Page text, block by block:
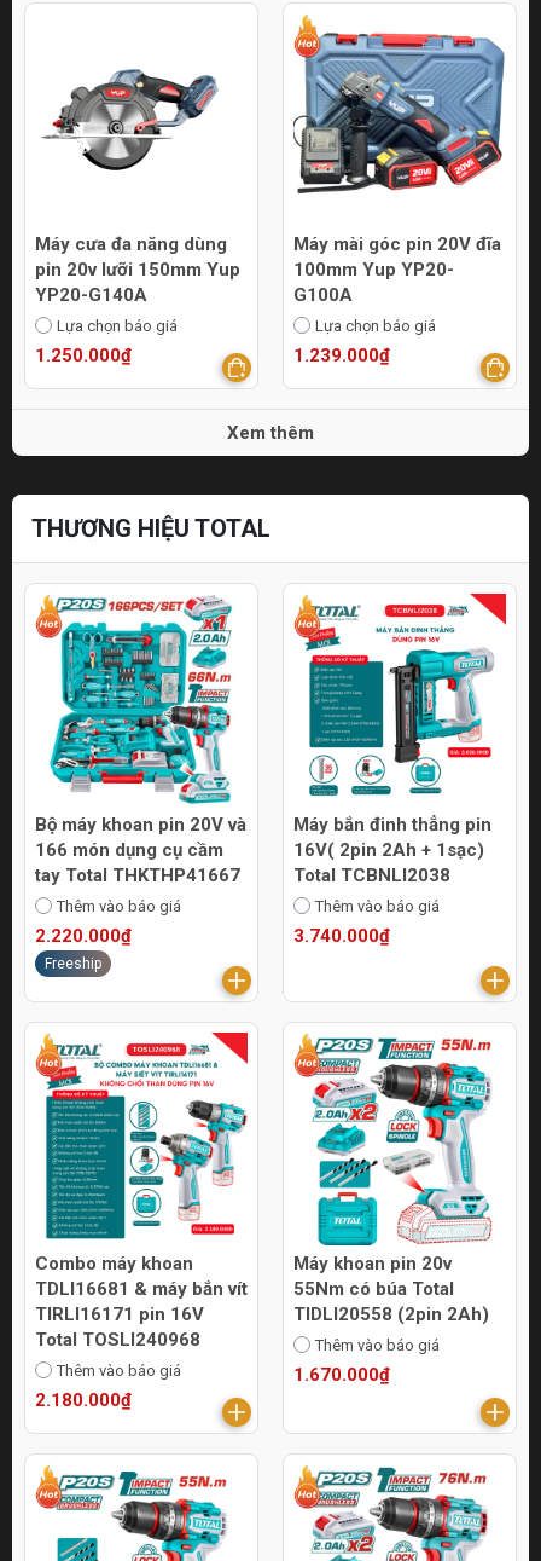
Máy cưa đa năng dùng
pin 20v lưỡi 150mm Yup
YP20-G140A
Lựa chọn báo giá
1.250.000₫
Máy mài góc pin 20V đĩa
100mm Yup YP20-
G100A
Lựa chọn báo giá
1.239.000₫
Xem thêm
THƯƠNG HIỆU TOTAL
Bộ máy khoan pin 20V và
166 món dụng cụ cầm
tay Total THKTHP41667
Thêm vào báo giá
2.220.000₫
Freeship
Máy bắn đinh thẳng pin
16V( 2pin 2Ah + 1sạc)
Total TCBNLI2038
Thêm vào báo giá
3.740.000₫
Combo máy khoan
TDLI16681 & máy bắn vít
TIRLI16171 pin 16V
Total TOSLI240968
Thêm vào báo giá
2.180.000₫
Máy khoan pin 20v
55Nm có búa Total
TIDLI20558 (2pin 2Ah)
Thêm vào báo giá
1.670.000₫